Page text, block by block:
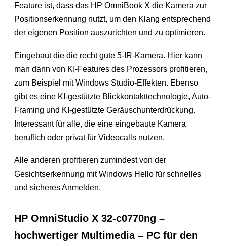
Feature ist, dass das HP OmniBook X die Kamera zur
Positionserkennung nutzt, um den Klang entsprechend
der eigenen Position auszurichten und zu optimieren.
Eingebaut die die recht gute 5-IR-Kamera. Hier kann
man dann von KI-Features des Prozessors profitieren,
zum Beispiel mit Windows Studio-Effekten. Ebenso
gibt es eine KI-gestützte Blickkontakttechnologie, Auto-
Framing und KI-gestützte Geräuschunterdrückung.
Interessant für alle, die eine eingebaute Kamera
beruflich oder privat für Videocalls nutzen.
Alle anderen profitieren zumindest von der
Gesichtserkennung mit Windows Hello für schnelles
und sicheres Anmelden.
HP OmniStudio X 32-c0770ng –
hochwertiger Multimedia – PC für den